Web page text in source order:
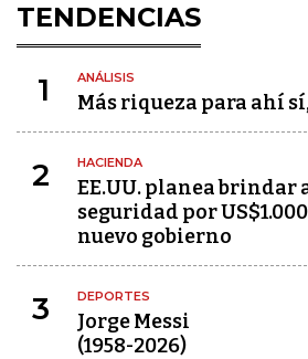
TENDENCIAS
1 ANÁLISIS
Más riqueza para ahí
2 HACIENDA
EE.UU. planea brindar
seguridad por
nuevo gobierno
3 DEPORTES
Jorge Messi
(1958-2026)